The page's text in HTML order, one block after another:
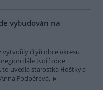
vybudován na
vytvořily čtyři obce okresu
dále tvoří obce
to uvedla starostka Hoštky a
Podpěrová.